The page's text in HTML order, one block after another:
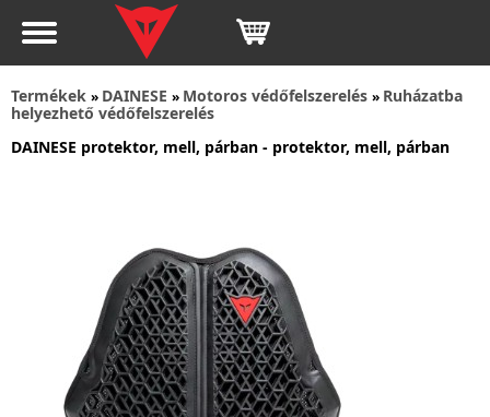
Termékek » DAINESE » Motoros védőfelszerelés » Ruházatba
helyezhető védőfelszerelés
DAINESE protektor, mell, párban - protektor, mell, párban